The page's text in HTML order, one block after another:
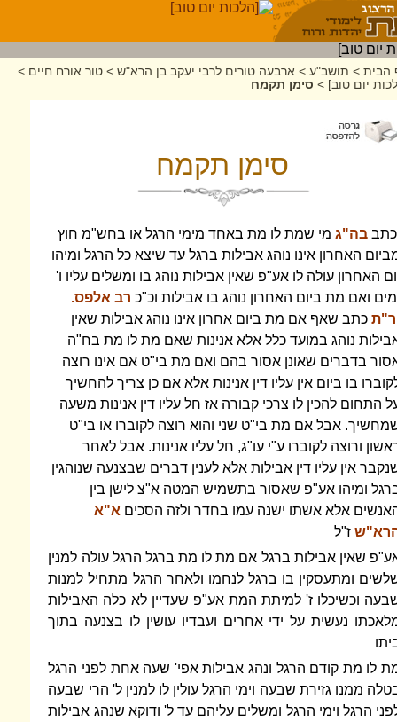
הבית > תושב"ע > ארבעה טורים לרבי יעקב בן הרא"ש > טור אורח חיים >
יום טוב] > סימן תקמח
סימן תקמח
כתב בה"ג מי שמת לו מת באחד מימי הרגל או בחש"מ חוץ
האחרון אינו נוהג אבילות ברגל עד שיצא כל הרגל ומיהו
האחרון עולה לו אע"פ שאין אבילות נוהג בו ומשלים עליו ו'
ואם מת ביום האחרון נוהג בו אבילות וכ"כ רב אלפס.
כתב שאף אם מת ביום אחרון אינו נוהג אבילות שאין
נוהג במועד כלל אלא אנינות שאם מת לו מת בח"ה
בדברים שאונן אסור בהם ואם מת בי"ט אם אינו רוצה
בו ביום אין עליו דין אנינות אלא אם כן צריך להחשיך
התחום להכין לו צרכי קבורה אז חל עליו דין אנינות משעה
אבל אם מת בי"ט שני והוא רוצה לקוברו או בי"ט
ורוצה לקוברו ע"י עו"ג, חל עליו אנינות. אבל לאחר
אין עליו דין אבילות אלא לענין דברים שבצנעה שנוהגין
ומיהו אע"פ שאסור בתשמיש המטה א"צ לישן בין
אלא אשתו ישנה עמו בחדר ולזה הסכים א"א
ז"ל
שאין אבילות ברגל אם מת לו מת ברגל הרגל עולה למנין
ומתעסקין בו ברגל לנחמו ולאחר הרגל מתחיל למנות
וכשיכלו ז' למיתת המת אע"פ שעדיין לא כלה האבילות
נעשית על ידי אחרים ועבדיו עושין לו בצנעה בתוך
לו מת קודם הרגל ונהג אבילות אפי' שעה אחת לפני הרגל
ממנו גזירת שבעה וימי הרגל עולין לו למנין ל' הרי שבעה
הרגל וימי הרגל ומשלים עליהם עד ל' ודוקא שנהג אבילות